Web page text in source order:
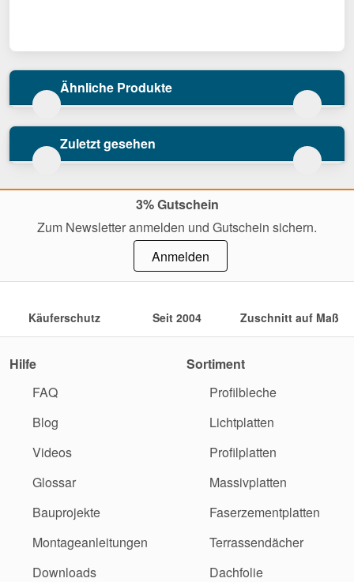
Ähnliche Produkte
Zuletzt gesehen
3% Gutschein
Zum Newsletter anmelden und Gutschein sichern.
Anmelden
Käuferschutz Seit 2004 Zuschnitt auf Maß
Hilfe
FAQ
Blog
Videos
Glossar
Bauprojekte
Montageanleitungen
Downloads
Sortiment
Profilbleche
Lichtplatten
Profilplatten
Massivplatten
Faserzementplatten
Terrassendächer
Dachfolie